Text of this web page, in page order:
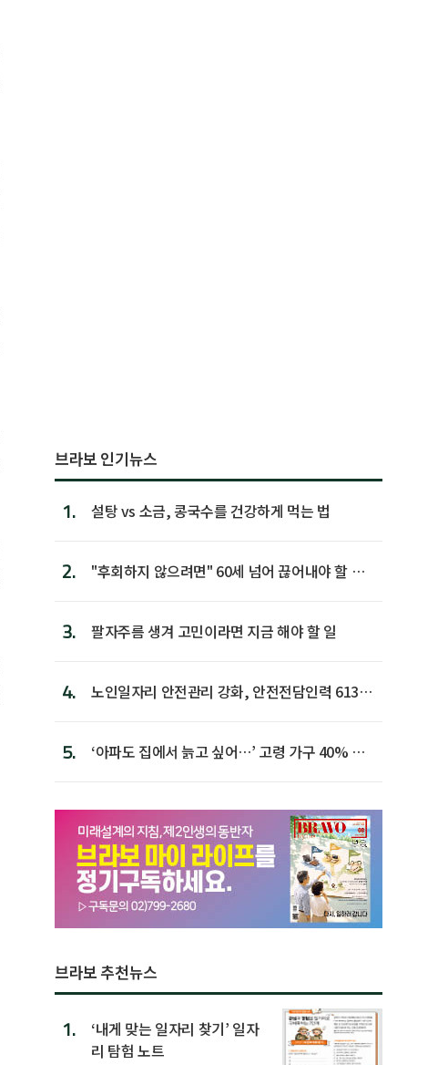
브라보 인기뉴스
1. 설탕 vs 소금, 콩국수를 건강하게 먹는 법
2.
"후회하지 않으려면" 60세 넘어 끊어내야 할 사
3. 팔자주름 생겨 고민이라면 지금 해야 할 일
4.
노인일자리 안전관리 강화, 안전전담인력 613명
5.
‘아파도 집에서 늙고 싶어…’ 고령 가구 40% 노
브라보 추천뉴스
1.
‘내게 맞는 일자리 찾기’ 일자
리 탐험 노트